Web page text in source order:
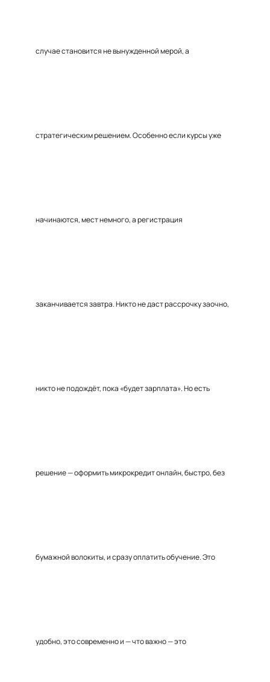
случае становится не вынужденной мерой, а
стратегическим решением. Особенно если курсы уже
начинаются, мест немного, а регистрация
заканчивается завтра. Никто не даст рассрочку заочно,
никто не подождёт, пока «будет зарплата». Но есть
решение — оформить микрокредит онлайн, быстро, без
бумажной волокиты, и сразу оплатить обучение. Это
удобно, это современно и — что важно — это